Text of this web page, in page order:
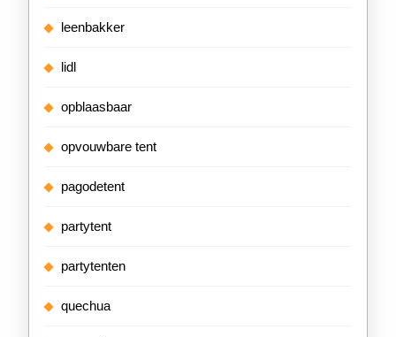
leenbakker
lidl
opblaasbaar
opvouwbare tent
pagodetent
partytent
partytenten
quechua